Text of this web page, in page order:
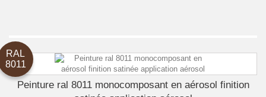
RAL
8011
Peinture ral 8011 monocomposant en aérosol finition